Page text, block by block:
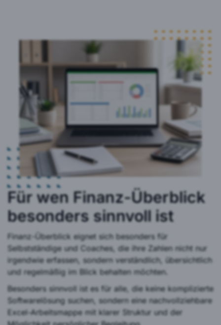
Für wen Finanz-Überblick
besonders sinnvoll ist
Finanz-Überblick eignet sich besonders für
Selbstständige und Coaches, die ihre Zahlen nicht nur
irgendwie erfassen, sondern verständlich, übersichtlich
und regelmäßig im Blick behalten möchten.
Besonders sinnvoll ist es für alle, die keine komplizierte
Softwarelösung suchen, sondern eine nachvollziehbare
Excel-Arbeitsmappe mit klarer Struktur und der